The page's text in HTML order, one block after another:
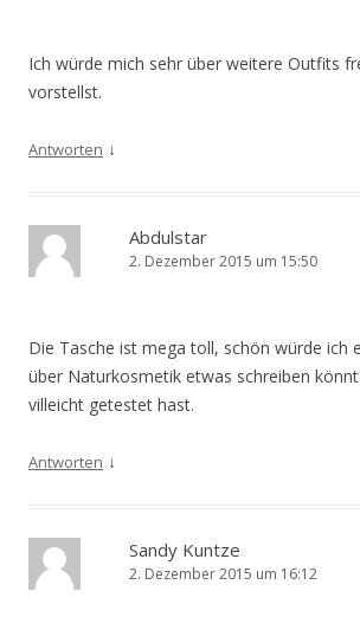
Ich würde mich sehr über weitere Outfits
vorstellst.
Antworten ↓
Abdulstar
2. Dezember 2015 um 15:50
Die Tasche ist mega toll, schön würde ich
über Naturkosmetik etwas schreiben
villeicht getestet hast.
Antworten ↓
Sandy Kuntze
2. Dezember 2015 um 16:12